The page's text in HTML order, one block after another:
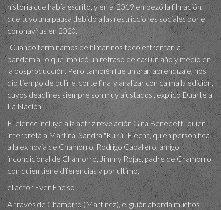
historia que había escrito, y en el 2019 empezó la filmación,
que tuvo una pausa debido a las restricciones sociales por el
coronavirus en 2020.
"Cuando terminamos de filmar, nos tocó enfrentar la
pandemia, lo que implicó un retraso de casi un año y medio en
la posproducción. Pero también fue un gran aprendizaje, nos
dio tiempo de pulir el corte final y analizar con calma la edición,
cuyos deadlines siempre son muy ajustados", explicó Duarte a
La Nación.
El elenco incluye a la actriz revelación Gina Benedetti, quien
interpreta a Martina, Sandra "Kukú" Flecha, quien personifica
a la ex novia de Chamorro, Rodrigo Caballero, amigo
incondicional de Chamorro, Jimmy Rojas, padre de Chamorro
con quien tiene diferencias y por último,
el actor Ever Enciso.
A través de Chamorro (Martínez), el guión aborda muchos